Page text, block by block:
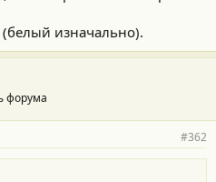
изначально).
форума
#362